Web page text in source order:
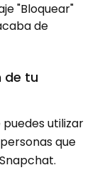
"Bloquear"
de
de tu
utilizar
que